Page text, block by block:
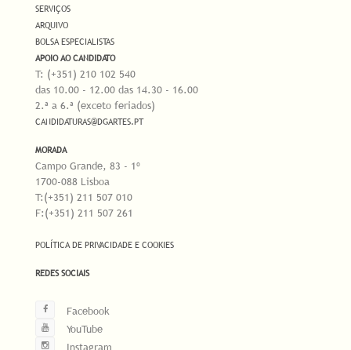
SERVIÇOS
ARQUIVO
BOLSA ESPECIALISTAS
APOIO AO CANDIDATO
T: (+351) 210 102 540
das 10.00 - 12.00 das 14.30 - 16.00
2.ª a 6.ª (exceto feriados)
CANDIDATURAS@DGARTES.PT
MORADA
Campo Grande, 83 - 1º
1700-088 Lisboa
T:(+351) 211 507 010
F:(+351) 211 507 261
POLÍTICA DE PRIVACIDADE E COOKIES
REDES SOCIAIS
Facebook
YouTube